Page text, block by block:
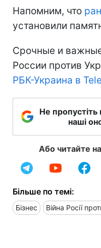
Напомним, что
установили
Срочные и
России против
РБК-Украина в
Не пропустіть
наші
Або читайте
Більше по темі:
Бізнес Війна Росії